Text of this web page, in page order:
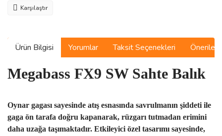
Karşılaştır
Ürün Bilgisi Yorumlar Taksit Seçenekleri
Megabass FX9 SW Sahte Balık
Oynar gagası sayesinde atış esnasında savrulmanın şiddeti ile
gaga ön tarafa doğru kapanarak, rüzgarı tutmadan erimini
daha uzağa taşımaktadır. Etkileyici özel tasarımı sayesinde,